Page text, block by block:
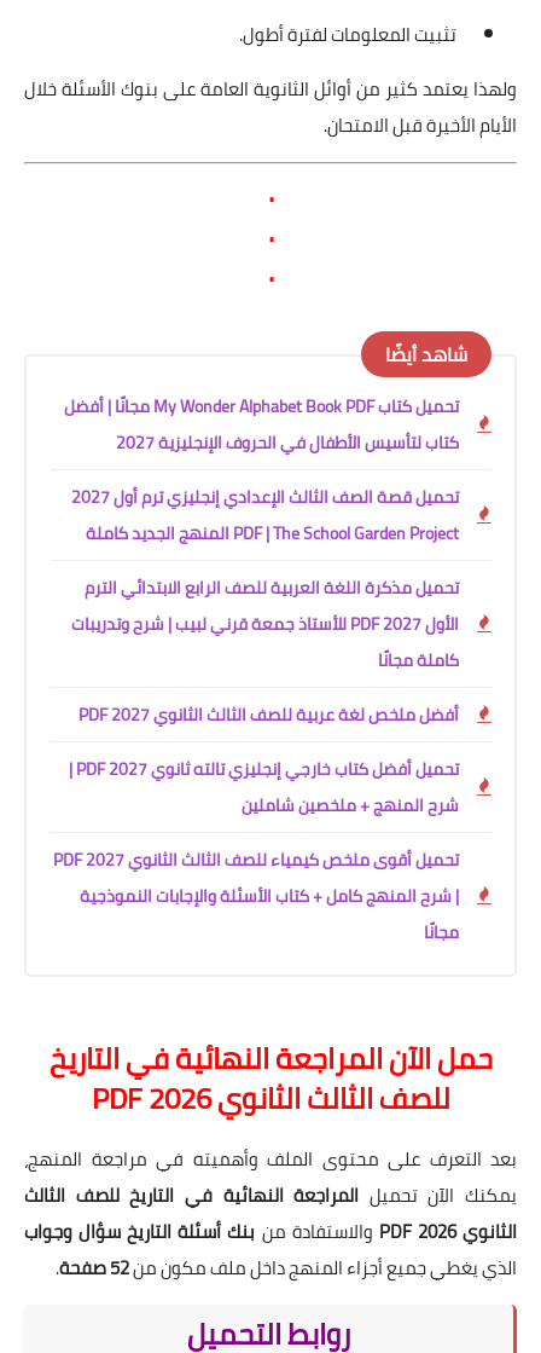
تثبيت المعلومات لفترة أطول.
ولهذا يعتمد كثير من أوائل الثانوية العامة على بنوك الأسئلة خلال
الأيام الأخيرة قبل الامتحان.
.
.
.
شاهد أيضًا
تحميل كتاب My Wonder Alphabet Book PDF مجانًا | أفضل
كتاب لتأسيس الأطفال في الحروف الإنجليزية 2027
تحميل قصة الصف الثالث الإعدادي إنجليزي ترم أول 2027
PDF | The School Garden Project المنهج الجديد كاملة
تحميل مذكرة اللغة العربية للصف الرابع الابتدائي الترم
الأول 2027 PDF للأستاذ جمعة قرني لبيب | شرح وتدريبات
كاملة مجانًا
أفضل ملخص لغة عربية للصف الثالث الثانوي 2027 PDF
تحميل أفضل كتاب خارجي إنجليزي تالته ثانوي 2027 PDF |
شرح المنهج + ملخصين شاملين
تحميل أقوى ملخص كيمياء للصف الثالث الثانوي 2027 PDF
| شرح المنهج كامل + كتاب الأسئلة والإجابات النموذجية
مجانًا
حمل الآن المراجعة النهائية في التاريخ
للصف الثالث الثانوي 2026 PDF
بعد التعرف على محتوى الملف وأهميته في مراجعة المنهج،
يمكنك الآن تحميل المراجعة النهائية في التاريخ للصف الثالث
الثانوي 2026 PDF
والاستفادة من بنك أسئلة التاريخ سؤال وجواب
الذي يغطي جميع أجزاء المنهج داخل ملف مكون من52 صفحة .
روابط التحميل